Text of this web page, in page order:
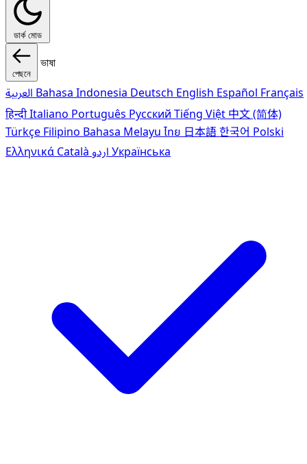
ডার্ক মোড
পেছনে
ভাষা
Bahasa Indonesia Deutsch English Español Français
हिन्दीItaliano Português Pусский Tiếng Việt 中文 (简体)
Türkçe Filipino Bahasa Melayu ไทย 日本語한국어 Polski
Ελληνικά Català Українська